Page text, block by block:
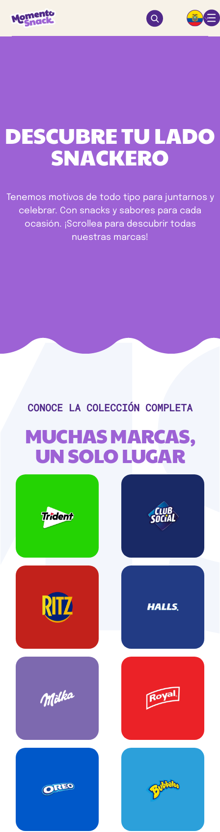
DESCUBRE TU LADO
SNACKERO
Tenemos motivos de todo tipo para juntarnos y
celebrar. Con snacks y sabores para cada
ocasión. ¡Scrollea para descubrir todas
nuestras marcas!
CONOCE LA COLECCIÓN COMPLETA
MUCHAS MARCAS,
UN SOLO LUGAR